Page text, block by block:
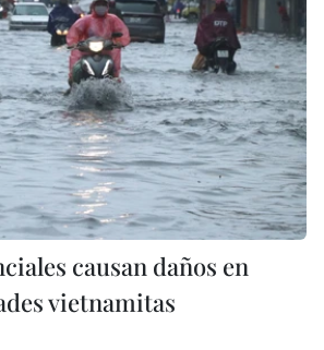
causan daños en
vietnamitas